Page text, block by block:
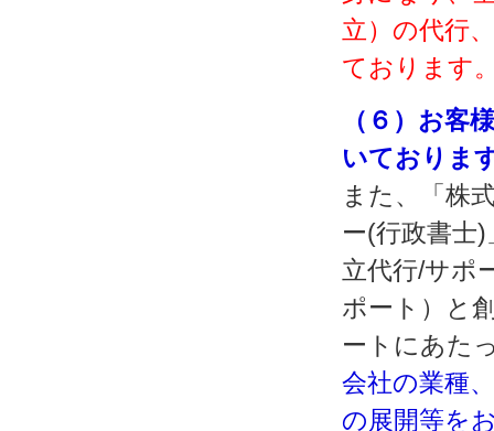
立）の代行
ております
（６）お客
いておりま
また、「株
ー(行政書士
立代行/サポ
ポート）と
ートにあた
会社の業種
の展開等を